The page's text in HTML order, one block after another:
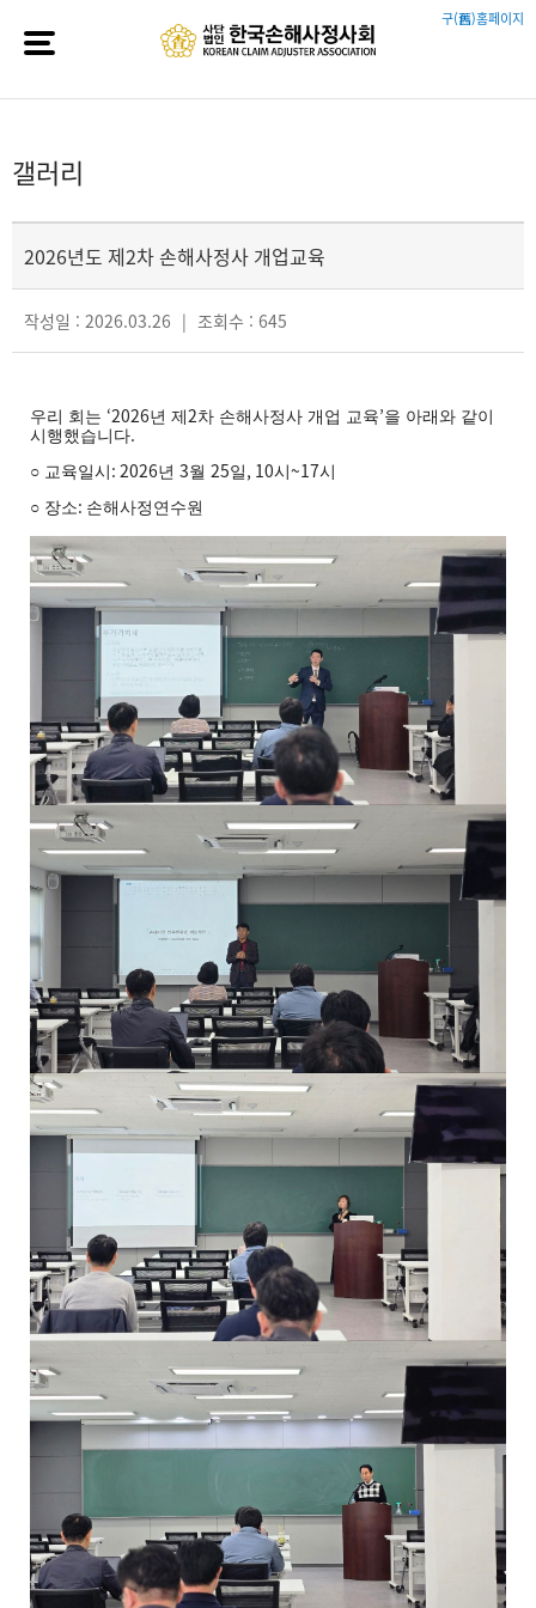
구(舊)홈페이지
갤러리
2026년도 제2차 손해사정사 개업교육
작성일 : 2026.03.26 | 조회수 : 645
우리 회는 ‘2026년 제 2차 손해사정사 개업 교육’을 아래와 같이
시행했습니다.
○ 교육일시 : 2026년 3월 25일 , 10시 ~17시
○ 장소: 손해사정연수원